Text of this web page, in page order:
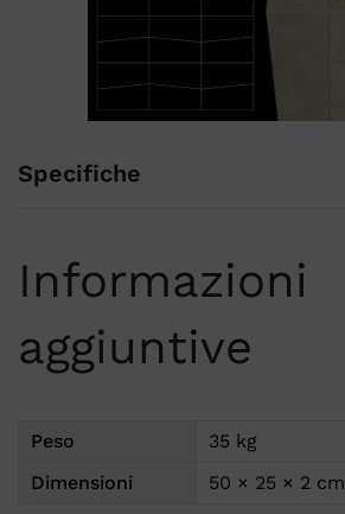
Specifiche
Informazioni
aggiuntive
Peso
35 kg
Dimensioni
50 × 25 × 2 cm